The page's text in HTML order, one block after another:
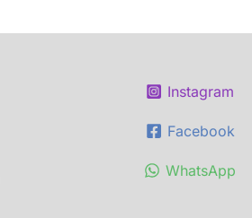
Instagram
Facebook
WhatsApp